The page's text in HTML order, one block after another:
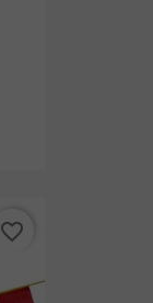
favorite_border